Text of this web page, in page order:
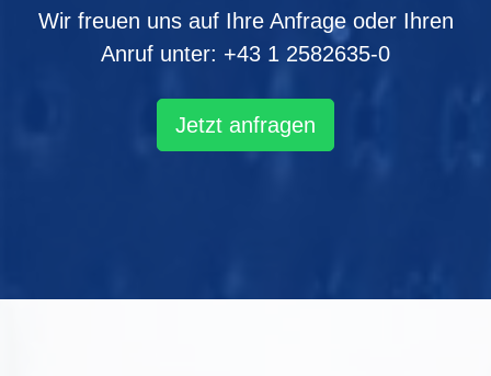
Wir freuen uns auf Ihre Anfrage oder Ihren
Anruf unter: +43 1 2582635-0
Jetzt anfragen